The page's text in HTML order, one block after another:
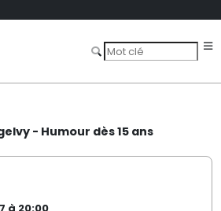
- Humour dès 15 ans